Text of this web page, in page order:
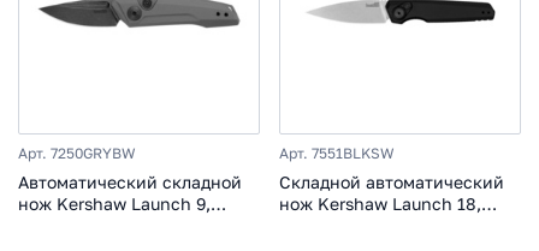
Арт. 7250GRYBW
Автоматический складной
нож Kershaw Launch 9,
Арт. 7551BLKSW
Складной автоматический
нож Kershaw Launch 18,